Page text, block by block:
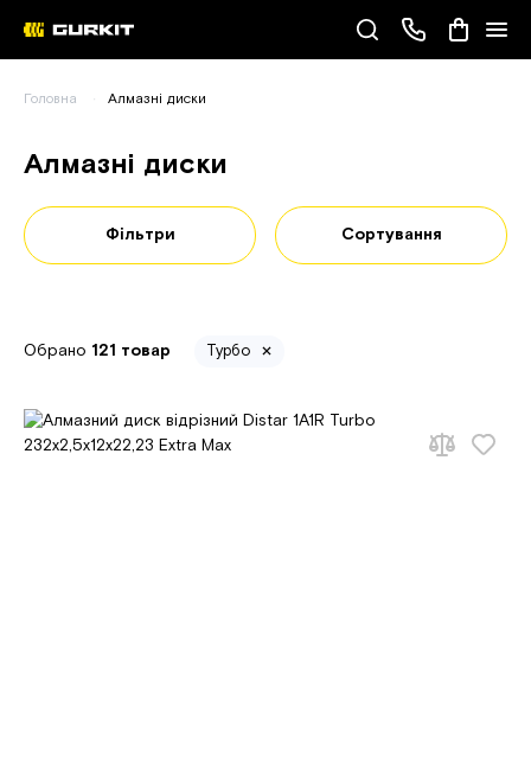
(093) 343-55-55
Головна Алмазні диски
Алмазні диски
Фільтри Сортування
Обрано 121 товар Турбо